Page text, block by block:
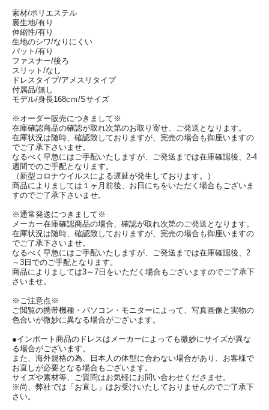
素材/ポリエステル
裏生地/有り
伸縮性/有り
生地のシワ/なりにくい
パット/有り
ファスナー/後ろ
スリット/なし
ドレスタイプ/アメスリタイプ
付属品/無し
モデル/身長168cｍ/Sサイズ
※オーダー販売につきまして※
在庫確認商品の確認が取れ次第のお取り寄せ、ご発送となります。
在庫状況は随時、確認致しておりますが、完売の場合も御座いますの
でご了承下さいませ。
なるべく早急にはご手配いたしますが、ご発送までは在庫確認後、2-4
週間でのご手配となります。
（新型コロナウイルスによる遅延が発生しております。）
商品によりましては１ヶ月前後、お日にちをいただく場合もございま
すのでご了承下さいませ。
※通常発送につきまして※
メーカー在庫確認商品の場合、確認が取れ次第のご発送となります。
在庫状況は随時、確認致しておりますが、完売の場合も御座いますの
でご了承下さいませ。
なるべく早急にはご手配いたしますが、ご発送までは在庫確認後、2
～3日でのご手配となります。
商品によりましては3～7日をいただく場合もございますのでご了承下
さいませ。
※ご注意点※
ご閲覧の携帯機種・パソコン・モニターによって、写真画像と実物の
色合いが微妙に異なる場合がございます。
●インポート商品のドレスはメーカーによっても微妙にサイズが異な
る場合がございます。
また、海外規格の為、日本人の体型に合わない場合があり、お客様で
お直しが必要となる場合もございます。
サイズや素材等、ご質問はお気軽にお問い合わせくださませ。
※尚、弊社では「お直し」はお受けいたしておりませんのでご了承下
さい。